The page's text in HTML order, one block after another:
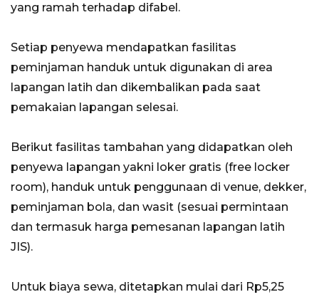
yang ramah terhadap difabel.
Setiap penyewa mendapatkan fasilitas
peminjaman handuk untuk digunakan di area
lapangan latih dan dikembalikan pada saat
pemakaian lapangan selesai.
Berikut fasilitas tambahan yang didapatkan oleh
penyewa lapangan yakni loker gratis (free locker
room), handuk untuk penggunaan di venue, dekker,
peminjaman bola, dan wasit (sesuai permintaan
dan termasuk harga pemesanan lapangan latih
JIS).
Untuk biaya sewa, ditetapkan mulai dari Rp5,25